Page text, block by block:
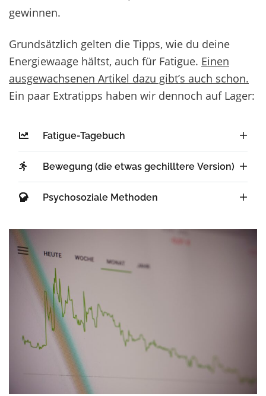
gewinnen.
Grundsätzlich gelten die Tipps, wie du deine
Energiewaage hältst, auch für Fatigue. Einen
ausgewachsenen Artikel dazu gibt’s auch schon.
Ein paar Extratipps haben wir dennoch auf Lager:
Fatigue-Tagebuch
Bewegung (die etwas gechilltere Version)
Psychosoziale Methoden